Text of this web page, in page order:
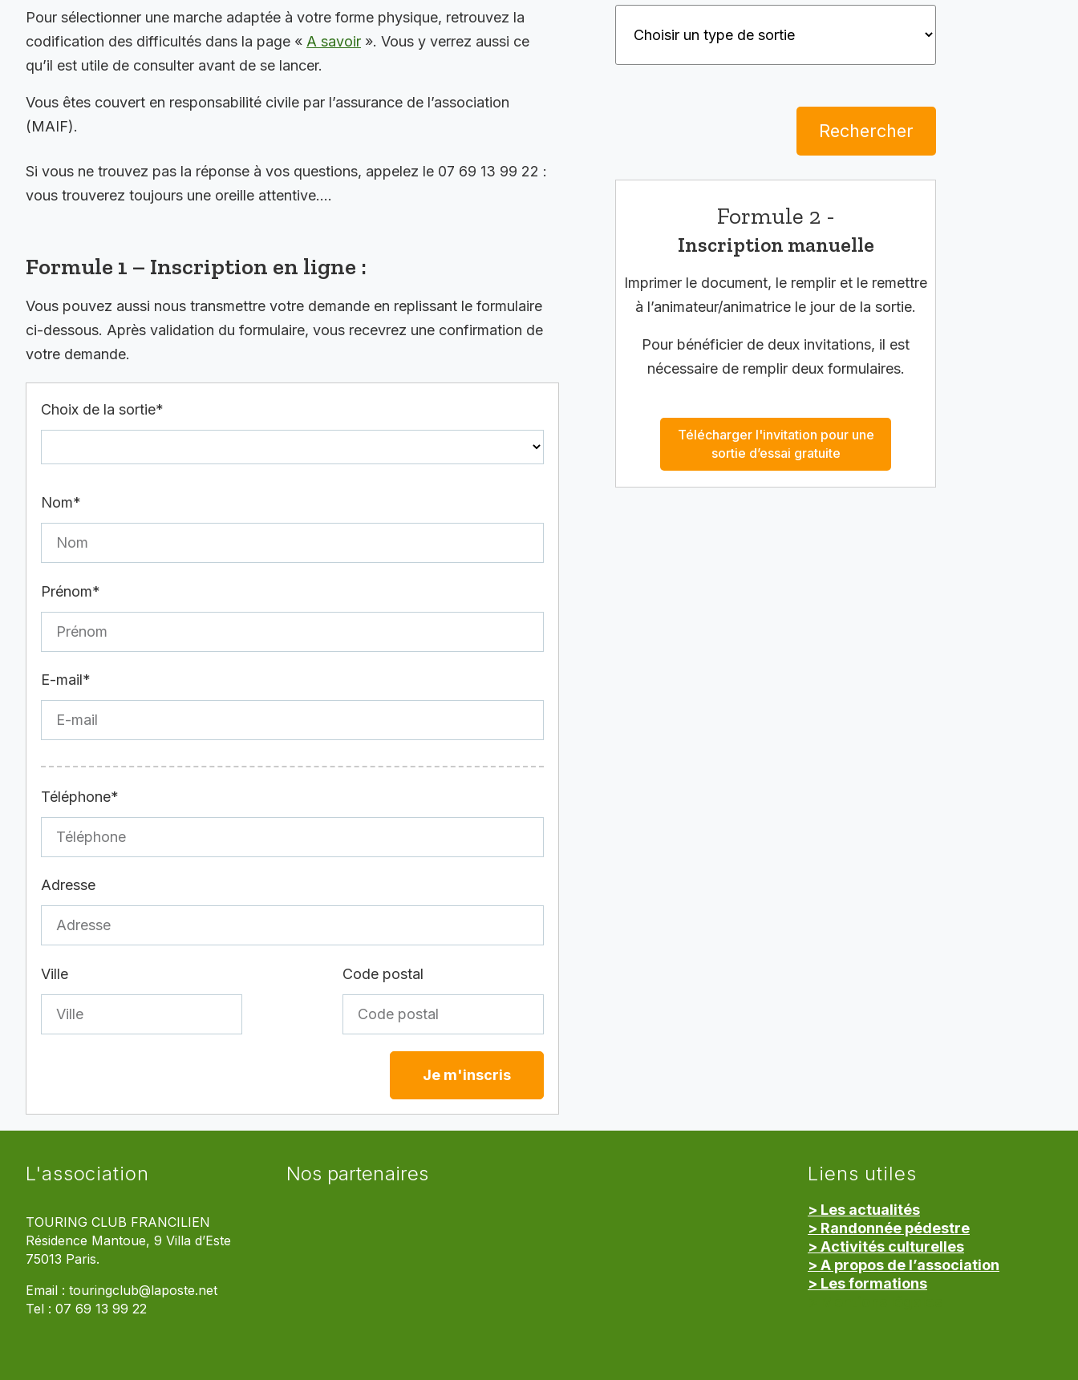
Pour sélectionner une marche adaptée à votre forme physique, retrouvez la
codification des difficultés dans la page « A savoir ». Vous y verrez aussi ce
qu’il est utile de consulter avant de se lancer.
Vous êtes couvert en responsabilité civile par l’assurance de l’association
(MAIF).
Si vous ne trouvez pas la réponse à vos questions, appelez le 07 69 13 99 22 :
vous trouverez toujours une oreille attentive….
Formule 1 – Inscription en ligne :
Vous pouvez aussi nous transmettre votre demande en replissant le formulaire
ci-dessous. Après validation du formulaire, vous recevrez une confirmation de
votre demande.
Choix de la sortie*
Nom*
Prénom*
E-mail*
Téléphone*
Adresse
Ville Code postal
Je m'inscris
Rechercher
Formule 2 -
Inscription manuelle
Imprimer le document, le remplir et le remettre
à l’animateur/animatrice le jour de la sortie.
Pour bénéficier de deux invitations, il est
nécessaire de remplir deux formulaires.
Télécharger l'invitation pour une
sortie d’essai gratuite
L'association
TOURING CLUB FRANCILIEN
Résidence Mantoue, 9 Villa d’Este
75013 Paris.
Email : touringclub@laposte.net
Tel : 07 69 13 99 22
Nos partenaires Liens utiles
> Les actualités
> Randonnée pédestre
> Activités culturelles
> A propos de l’association
> Les formations